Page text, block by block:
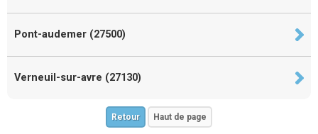
Pont-audemer (27500)
Verneuil-sur-avre (27130)
Retour Haut de page